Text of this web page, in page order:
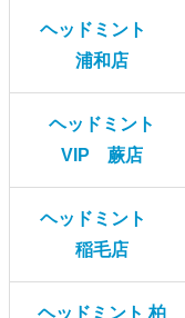
ヘッドミント
浦和店
ヘッドミント
VIP 蕨店
ヘッドミント
稲毛店
ヘッドミント 柏